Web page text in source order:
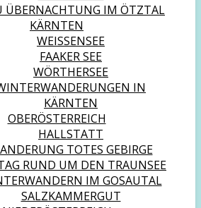
ÜBERNACHTUNG IM ÖTZTAL
KÄRNTEN
WEISSENSEE
FAAKER SEE
WÖRTHERSEE
IN
KÄRNTEN
OBERÖSTERREICH
HALLSTATT
TOTES GEBIRGE
RUND UM DEN TRAUNSEE
IM GOSAUTAL
SALZKAMMERGUT